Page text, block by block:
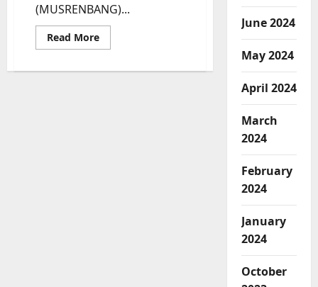
(MUSRENBANG)...
Read MoreRead
more
Bulurokeng,
June 2024
May 2024
April 2024
March
2024
February
2024
January
2024
October